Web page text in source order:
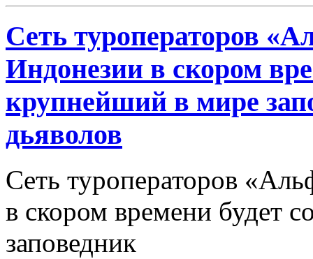
Сеть туроператоров
Индонезии в скором
крупнейший в мире
дьяволов
Сеть туроператоров
в скором времени будет
заповедник